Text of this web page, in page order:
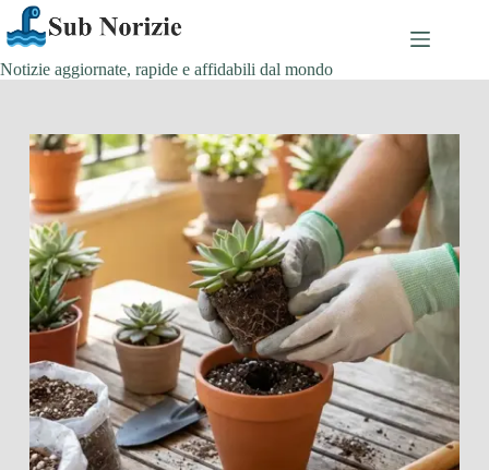
Salta
al
contenuto
Notizie aggiornate, rapide e affidabili dal mondo